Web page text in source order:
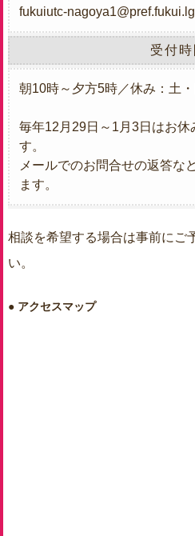
fukuiutc-
受付時
朝10時～夕方5時／休み：土・
毎年12月29日～1月3日はお休
す。
メールでのお問合せの返答な
ます。
相談を希望する場合は事前にご
い。
アクセスマップ